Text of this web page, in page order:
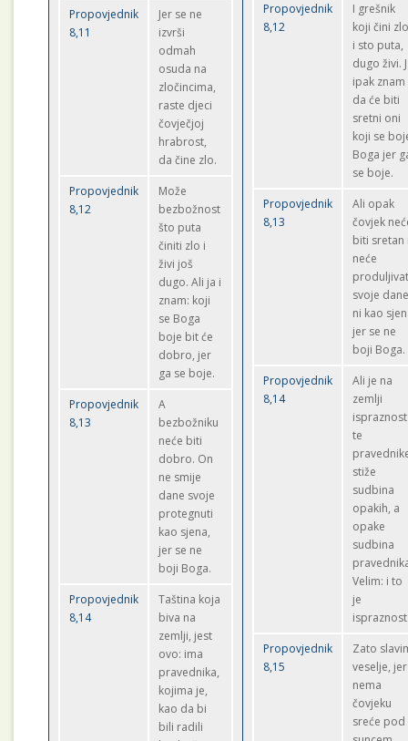
Propovjednik
8,11
Jer se ne
izvrši
odmah
osuda na
zločincima,
raste djeci
čovječjoj
hrabrost,
da čine zlo.
Propovjednik
8,12
Može
bezbožnost
što puta
činiti zlo i
živi još
dugo. Ali ja i
znam: koji
se Boga
boje bit će
dobro, jer
ga se boje.
Propovjednik
8,13
A
bezbožniku
neće biti
dobro. On
ne smije
dane svoje
protegnuti
kao sjena,
jer se ne
boji Boga.
Propovjednik
8,14
Taština koja
biva na
zemlji, jest
ovo: ima
pravednika,
kojima je,
kao da bi
bili radili
Propovjednik
8,12
I grešnik
koji čini
i sto puta,
dugo živi.
ipak znam
da će biti
sretni oni
koji se
Boga jer
se boje.
Propovjednik
8,13
Ali opak
čovjek
biti sretan
neće
svoje
ni kao
jer se ne
boji Boga.
Propovjednik
8,14
Ali je na
zemlji
ispraznost
te
stiže
sudbina
opakih, a
opake
sudbina
Velim: i to
je
Propovjednik
8,15
Zato
veselje, jer
nema
čovjeku
sreće pod